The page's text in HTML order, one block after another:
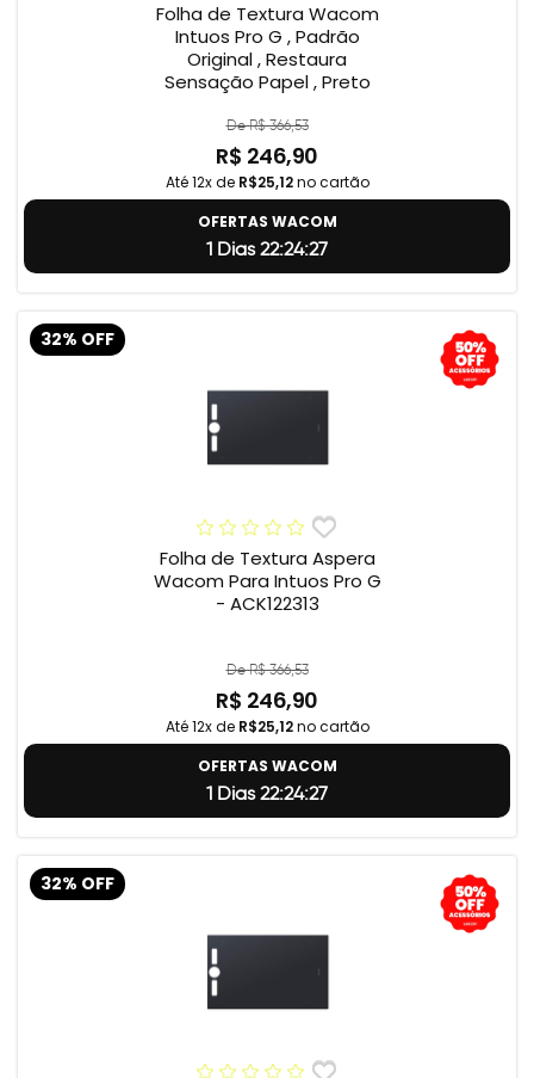
Folha de Textura Wacom
Intuos Pro G , Padrão
Original , Restaura
Sensação Papel , Preto
De R$ 366,53
R$ 246,90
Até 12x de R$25,12no cartão
OFERTAS WACOM
1 Dias 22:24:26
32% OFF
Folha de Textura Aspera
Wacom Para Intuos Pro G
- ACK122313
De R$ 366,53
R$ 246,90
Até 12x de R$25,12no cartão
OFERTAS WACOM
1 Dias 22:24:26
32% OFF